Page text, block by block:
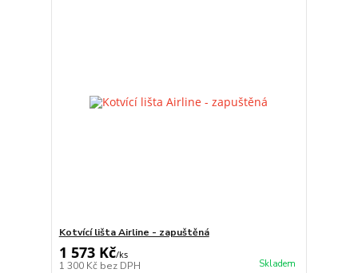
Kotvící lišta Airline - zapuštěná
1 573 Kč/ks
1 300 Kč bez DPH Skladem